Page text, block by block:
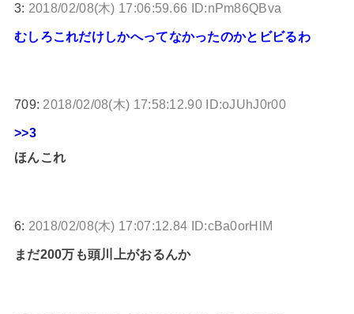
3: 2018/02/08(木) 17:06:59.66 ID:nPm86QBva
むしろこれだけしかへってなかったのかとビビるわ
709: 2018/02/08(木) 17:58:12.90 ID:oJUhJ0r00
>>3
ほんこれ
6: 2018/02/08(木) 17:07:12.84 ID:cBa0orHlM
まだ200万も頭川上がおるんか